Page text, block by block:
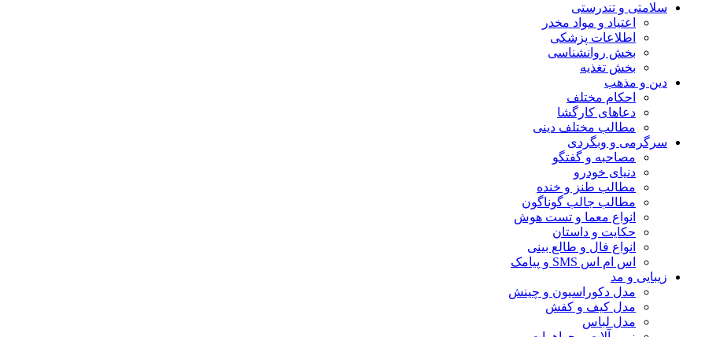
سلامتی و تندرستی
اعتیاد و مواد مخدر
اطلاعات پزشکی
بخش روانشناسی
بخش تغذیه
دین و مذهب
احکام مختلف
دعاهای کارگشا
مطالب مختلف دینی
سرگرمی و وبگردی
مصاحبه و گفتگو
دنیای خودرو
مطالب طنز و خنده
مطالب جالب گوناگون
انواع معما و تست هوش
حکایت و داستان
انواع فال و طالع بینی
اس ام اس SMS و پیامک
زیبایی و مد
مدل دکوراسیون و چینش
مدل کیف و کفش
مدل لباس